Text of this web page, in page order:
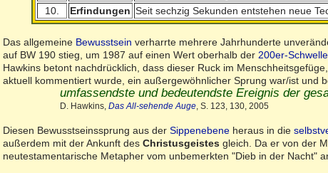
10.
Erfindungen Seit sechzig Sekunden entstehen neue
Das allgemeine Bewusstsein verharrte mehrere Jahrhunderte
auf BW 190 stieg, um 1987 auf einen Wert oberhalb der 200er-Schwelle
Hawkins betont nachdrücklich, dass dieser Ruck im
aktuell kommentiert wurde, ein außergewöhnlicher Sprung war/ist und
umfassendste und bedeutendste Ereignis der
D. Hawkins,Das All-sehende Auge , S. 123, 130, 2005
Diesen Bewusstseinssprung aus derSippenebene heraus in die
außerdem mit der Ankunft desChristusgeistes gleich. Da er von der
neutestamentarische Metapher vom unbemerkten "Dieb in der Nacht"